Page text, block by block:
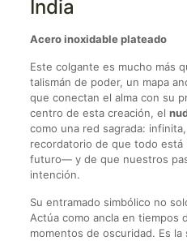
India
Acero inoxidable plateado
Este colgante es mucho más
talismán de poder, un mapa
que conectan el alma con su
centro de esta creación, el
como una red sagrada:
recordatorio de que todo
futuro— y de que nuestros
intención.
Su entramado simbólico no
Actúa como ancla en tiempos
momentos de oscuridad. Es